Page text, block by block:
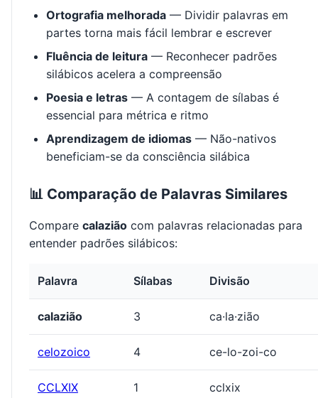
Ortografia melhorada — Dividir palavras em
partes torna mais fácil lembrar e escrever
Fluência de leitura — Reconhecer padrões
silábicos acelera a compreensão
Poesia e letras — A contagem de sílabas é
essencial para métrica e ritmo
Aprendizagem de idiomas — Não-nativos
beneficiam-se da consciência silábica
📊 Comparação de Palavras Similares
Compare calazião com palavras relacionadas para
entender padrões silábicos:
Palavra Sílabas Divisão
calazião 3 ca·la·zião
celozoico 4 ce-lo-zoi-co
CCLXIX 1 cclxix